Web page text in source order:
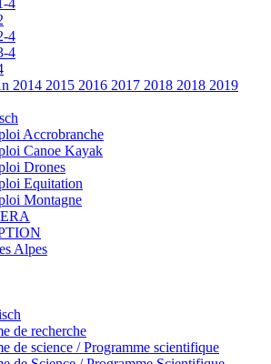
4
4
2014 2015 2016 2017 2018 2018 2019
Accrobranche
Canoe Kayak
Drones
Equitation
Montagne
Alpes
de recherche
de science / Programme scientifique